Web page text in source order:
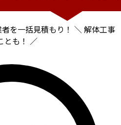
を一括見積もり！ ＼ 解体工事
とも！ ／